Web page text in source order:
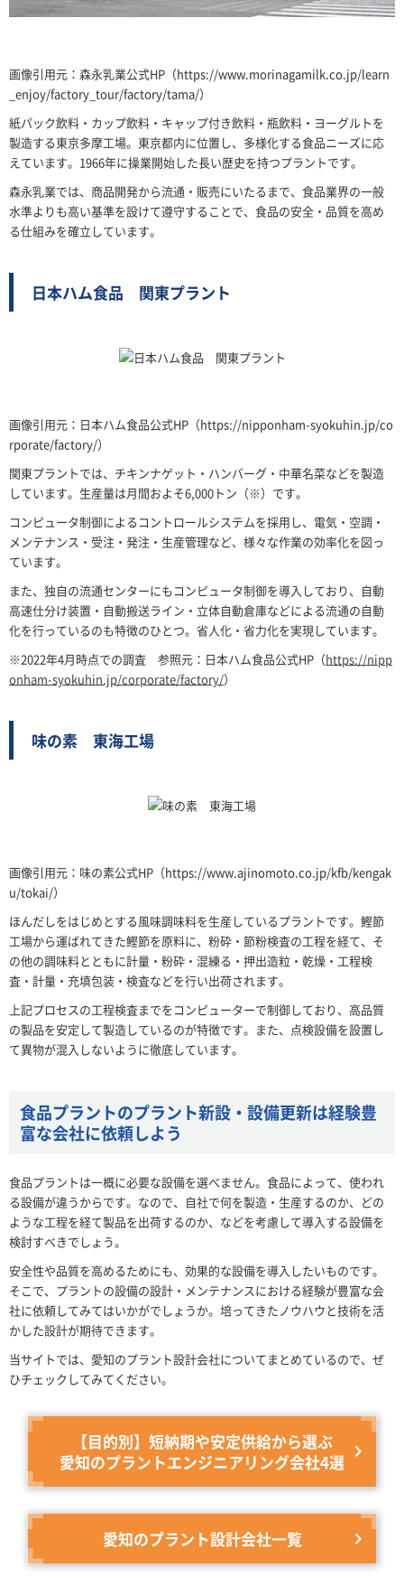
画像引用元：森永乳業公式HP（https://www.morinagamilk.co.jp/learn
_enjoy/factory_tour/factory/tama/）
紙パック飲料・カップ飲料・キャップ付き飲料・瓶飲料・ヨーグルトを
製造する東京多摩工場。東京都内に位置し、多様化する食品ニーズに応
えています。1966年に操業開始した長い歴史を持つプラントです。
森永乳業では、商品開発から流通・販売にいたるまで、食品業界の一般
水準よりも高い基準を設けて遵守することで、食品の安全・品質を高め
る仕組みを確立しています。
日本ハム食品 関東プラント
画像引用元：日本ハム食品公式HP（https://nipponham-syokuhin.jp/co
rporate/factory/）
関東プラントでは、チキンナゲット・ハンバーグ・中華名菜などを製造
しています。生産量は月間およそ6,000トン（※）です。
コンピュータ制御によるコントロールシステムを採用し、電気・空調・
メンテナンス・受注・発注・生産管理など、様々な作業の効率化を図っ
ています。
また、独自の流通センターにもコンピュータ制御を導入しており、自動
高速仕分け装置・自動搬送ライン・立体自動倉庫などによる流通の自動
化を行っているのも特徴のひとつ。省人化・省力化を実現しています。
※2022年4月時点での調査 参照元：日本ハム食品公式HP（https://nipp
onham-syokuhin.jp/corporate/factory/）
味の素 東海工場
画像引用元：味の素公式HP（https://www.ajinomoto.co.jp/kfb/kengak
u/tokai/）
ほんだしをはじめとする風味調味料を生産しているプラントです。鰹節
工場から運ばれてきた鰹節を原料に、粉砕・節粉検査の工程を経て、そ
の他の調味料とともに計量・粉砕・混練る・押出造粒・乾燥・工程検
査・計量・充填包装・検査などを行い出荷されます。
上記プロセスの工程検査までをコンピューターで制御しており、高品質
の製品を安定して製造しているのが特徴です。また、点検設備を設置し
て異物が混入しないように徹底しています。
食品プラントのプラント新設・設備更新は経験豊
富な会社に依頼しよう
食品プラントは一概に必要な設備を選べません。食品によって、使われ
る設備が違うからです。なので、自社で何を製造・生産するのか、どの
ような工程を経て製品を出荷するのか、などを考慮して導入する設備を
検討すべきでしょう。
安全性や品質を高めるためにも、効果的な設備を導入したいものです。
そこで、プラントの設備の設計・メンテナンスにおける経験が豊富な会
社に依頼してみてはいかがでしょうか。培ってきたノウハウと技術を活
かした設計が期待できます。
当サイトでは、愛知のプラント設計会社についてまとめているので、ぜ
ひチェックしてみてください。
【目的別】短納期や安定供給から選ぶ
愛知のプラントエンジニアリング会社4選
愛知のプラント設計会社一覧